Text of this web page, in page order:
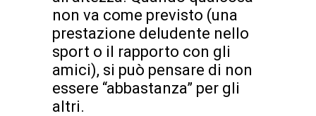
non va come previsto (una
prestazione deludente nello
sport o il rapporto con gli
amici), si può pensare di non
essere “abbastanza” per gli
altri.